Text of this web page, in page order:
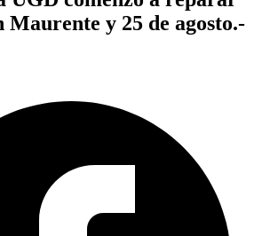
y 25 de agosto.-